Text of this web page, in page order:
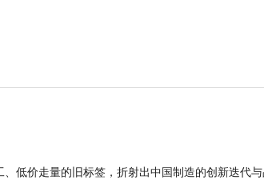
低价走量的旧标签，折射出中国制造的创新迭代